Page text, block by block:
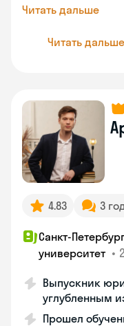
Читать дальше
Читать дальше
4.83 3
Санкт-
университет •
Выпускник
углубленным
Прошел